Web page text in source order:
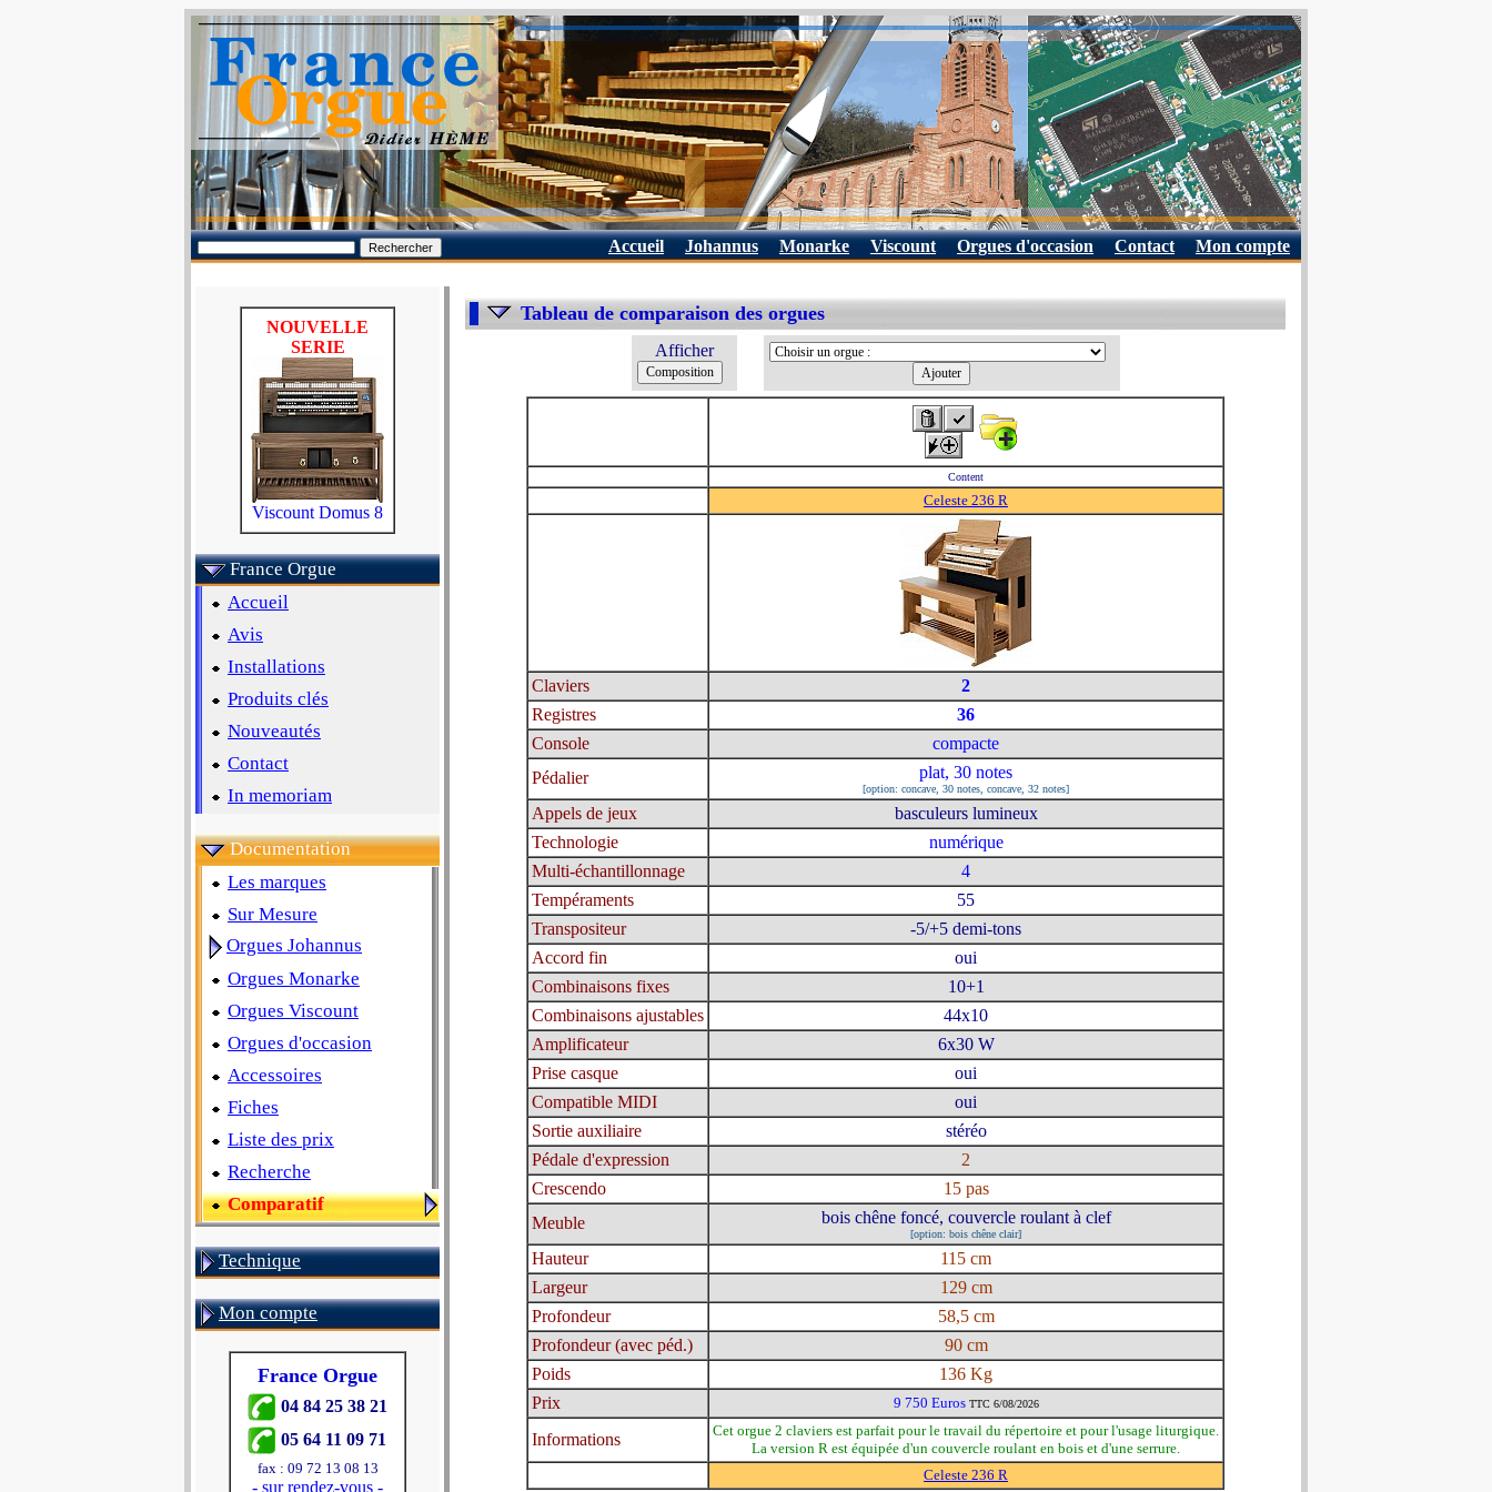
Accueil Johannus Monarke Viscount Orgues d'occasion Contact Mon compte
NOUVELLE
SERIE
Viscount Domus 8
France Orgue
Accueil
Avis
Installations
Produits clés
Nouveautés
Contact
In memoriam
Documentation
Les marques
Sur Mesure
Orgues Johannus
Orgues Monarke
Orgues Viscount
Orgues d'occasion
Accessoires
Fiches
Liste des prix
Recherche
Comparatif
Technique
Mon compte
France Orgue
04 84 25 38 21
05 64 11 09 71
fax : 09 72 13 08 13
- sur rendez-vous -
Tableau de comparaison des orgues
Afficher
Content
Celeste 236 R
Claviers
2
Registres
36
Console
compacte
Pédalier
plat, 30 notes
[option: concave, 30 notes, concave, 32 notes]
Appels de jeux
basculeurs lumineux
Technologie
numérique
Multi-échantillonnage
4
Tempéraments
55
Transpositeur
-5/+5 demi-tons
Accord fin
oui
Combinaisons fixes
10+1
Combinaisons ajustables
44x10
Amplificateur
6x30 W
Prise casque
oui
Compatible MIDI
oui
Sortie auxiliaire
stéréo
Pédale d'expression
2
Crescendo
15 pas
Meuble
bois chêne foncé, couvercle roulant à clef
[option: bois chêne clair]
Hauteur
115 cm
Largeur
129 cm
Profondeur
58,5 cm
Profondeur (avec péd.)
90 cm
Poids
136 Kg
Prix
9 750 Euros TTC 6/08/2026
Informations
Cet orgue 2 claviers est parfait pour le travail du répertoire et pour l'usage liturgique.
La version R est équipée d'un couvercle roulant en bois et d'une serrure.
Celeste 236 R